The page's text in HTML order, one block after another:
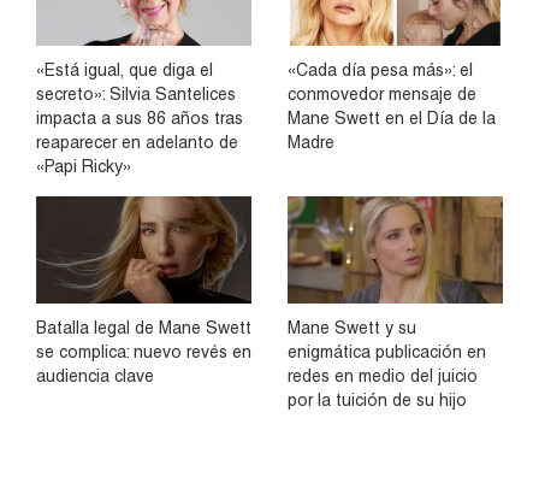
«Está igual, que diga el
secreto»: Silvia Santelices
impacta a sus 86 años tras
reaparecer en adelanto de
«Papi Ricky»
«Cada día pesa más»: el
conmovedor mensaje de
Mane Swett en el Día de la
Madre
Batalla legal de Mane Swett
se complica: nuevo revés en
audiencia clave
Mane Swett y su
enigmática publicación en
redes en medio del juicio
por la tuición de su hijo